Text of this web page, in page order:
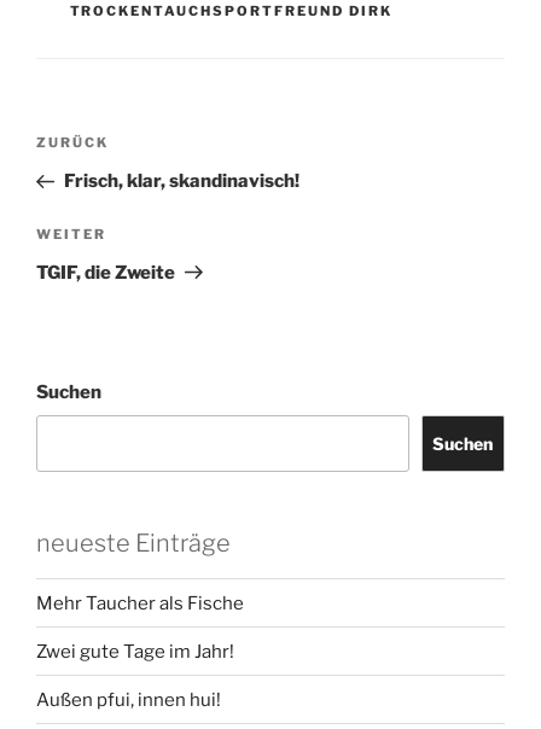
TROCKENTAUCHSPORTFREUND DIRK
Beitragsnavigation
Vorheriger
Beitrag
ZURÜCK
Frisch, klar, skandinavisch!
Nächster
Beitrag
WEITER
TGIF, die Zweite
Suchen
Suchen
neueste Einträge
Mehr Taucher als Fische
Zwei gute Tage im Jahr!
Außen pfui, innen hui!